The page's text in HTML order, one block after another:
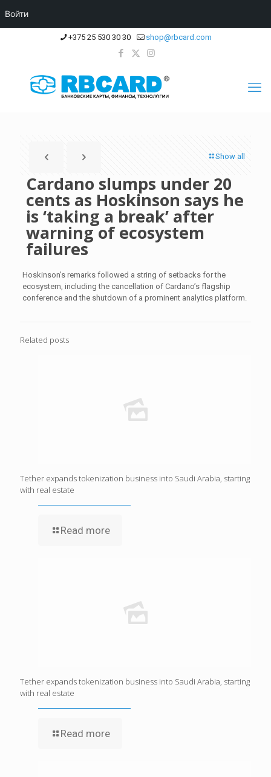
+375 25 530 30 30 shop@rbcard.com
Show all
Cardano slumps under 20
cents as Hoskinson says he
is ‘taking a break’ after
warning of ecosystem
failures
Hoskinson’s remarks followed a string of setbacks for the
ecosystem, including the cancellation of Cardano’s flagship
conference and the shutdown of a prominent analytics platform.
Related posts
Tether expands tokenization business into Saudi Arabia, starting
with real estate
Read more
Tether expands tokenization business into Saudi Arabia, starting
with real estate
Read more
Войти